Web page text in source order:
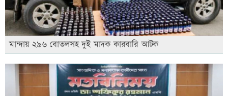
মান্দায় ২৯৬ বোতলসহ দুই মাদক কারবারি আটক